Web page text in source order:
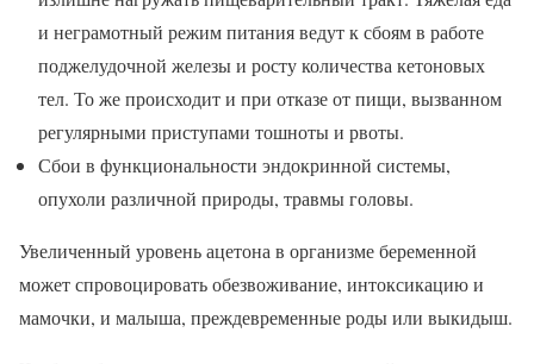
и неграмотный режим питания ведут к сбоям в работе
поджелудочной железы и росту количества кетоновых
тел. То же происходит и при отказе от пищи, вызванном
регулярными приступами тошноты и рвоты.
Сбои в функциональности эндокринной системы,
опухоли различной природы, травмы головы.
Увеличенный уровень ацетона в организме беременной
может спровоцировать обезвоживание, интоксикацию и
мамочки, и малыша, преждевременные роды или выкидыш.